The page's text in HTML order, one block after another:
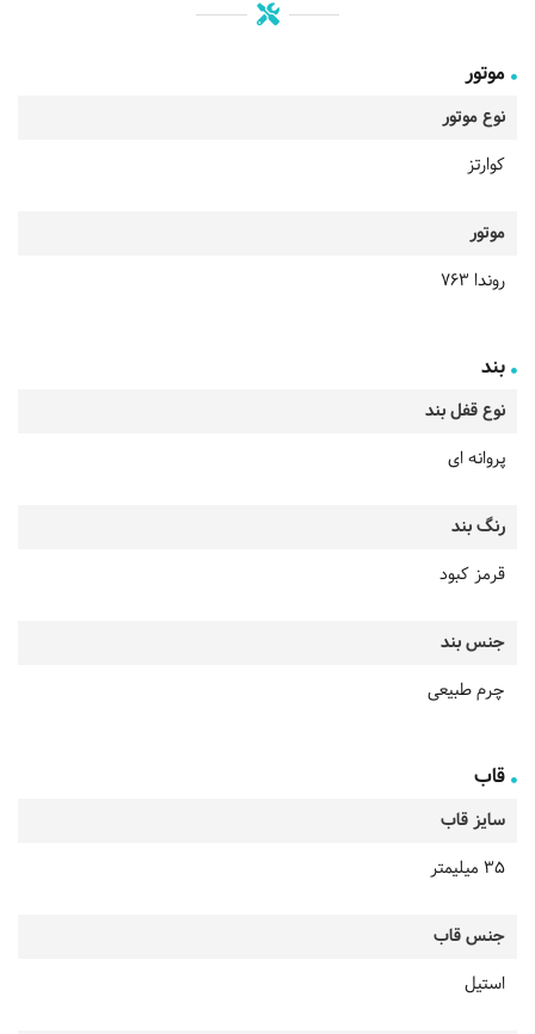
موتور
نوع موتور
کوارتز
موتور
روندا 763
بند
نوع قفل بند
پروانه ای
رنگ بند
قرمز کبود
جنس بند
چرم طبیعی
قاب
سایز قاب
35 میلیمتر
جنس قاب
استیل